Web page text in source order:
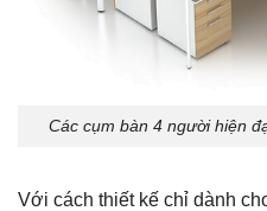
Các cụm bàn 4 người hiện
Với cách thiết kế chỉ dành